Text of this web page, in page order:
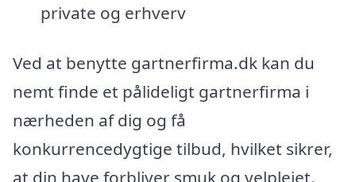
private og erhverv
Ved at benytte gartnerfirma.dk kan du
nemt finde et pålideligt gartnerfirma i
nærheden af dig og få
konkurrencedygtige tilbud, hvilket sikrer,
at din have forbliver smuk og velplejet.